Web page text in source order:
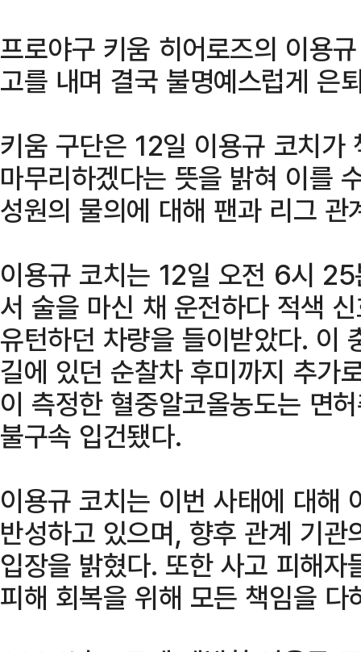
프로야구 키움 히어로즈의 이용
고를 내며 결국 불명예스럽게 은
키움 구단은 12일 이용규 코치가
마무리하겠다는 뜻을 밝혀 이를
성원의 물의에 대해 팬과 리그
이용규 코치는 12일 오전 6시
서 술을 마신 채 운전하다 적색
유턴하던 차량을 들이받았다. 이
길에 있던 순찰차 후미까지 추가
이 측정한 혈중알코올농도는 면
불구속 입건됐다.
이용규 코치는 이번 사태에 대해
반성하고 있으며, 향후 관계 기
입장을 밝혔다. 또한 사고 피해
피해 회복을 위해 모든 책임을 다